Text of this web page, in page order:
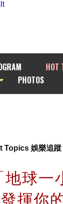
HOT
PHOTOS
Topics 娛樂追蹤
地球
揮你